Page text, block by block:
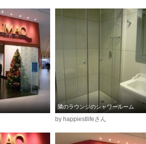
隣のラウンジのシャワールーム
by happiestlifeさん